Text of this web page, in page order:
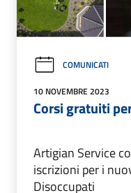
COMUNICATI
10 NOVEMBRE 2023
Corsi gratuiti
Artigian Service
iscrizioni per i
Disoccupati